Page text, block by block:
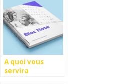
A quoi vous
servira